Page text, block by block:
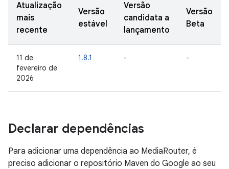
Atualização
mais
recente
Versão
estável
Versão
candidata a
lançamento
Versão
Beta
11 de
fevereiro de
2026
1.8.1 - -
Declarar dependências
Para adicionar uma dependência ao MediaRouter, é
preciso adicionar o repositório Maven do Google ao seu